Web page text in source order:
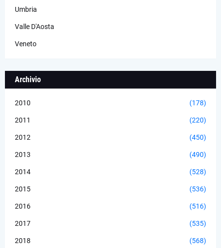
Umbria
Valle D'Aosta
Veneto
Archivio
2010 (178)
2011 (220)
2012 (450)
2013 (490)
2014 (528)
2015 (536)
2016 (516)
2017 (535)
2018 (568)